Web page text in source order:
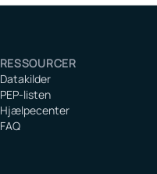
RESSOURCER
Datakilder
PEP-listen
Hjælpecenter
FAQ